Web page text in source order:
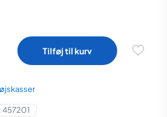
Tilføj til kurv
457201